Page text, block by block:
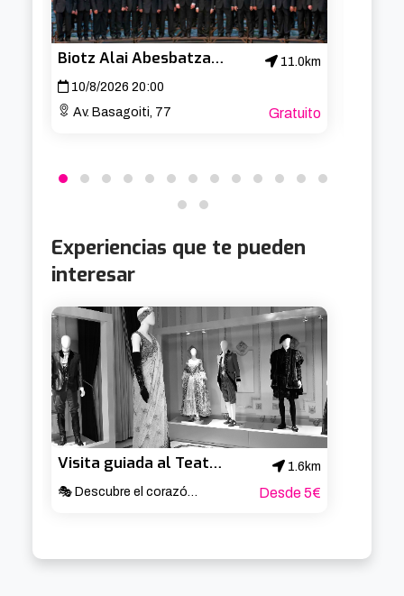
Biotz Alai Abesbatza – Concierto de San Lorenzo
11.0km
10/8/2026 20:00
Av. Basagoiti, 77
Gratuito
Experiencias que te pueden
interesar
Visita guiada al Teatro Arriaga
1.6km
🎭 Descubre el corazón cultural de Bilbao ✨
Desde 5€